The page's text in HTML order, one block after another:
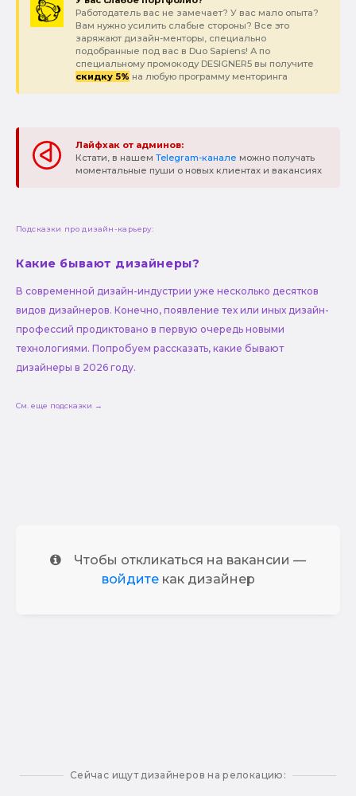
Работодатель вас не замечает? У вас мало опыта?
Вам нужно усилить слабые стороны? Все это
заряжают дизайн-менторы, специально
подобранные под вас в Duo Sapiens! А по
специальному промокоду DESIGNER5 вы получите
скидку 5% на любую программу менторинга
Лайфхак от админов:
Кстати, в нашем Telegram-канале можно получать
моментальные пуши о новых клиентах и вакансиях
Подсказки про дизайн-карьеру:
Какие бывают дизайнеры?
В современной дизайн-индустрии уже несколько десятков
видов дизайнеров. Конечно, появление тех или иных дизайн-
профессий продиктовано в первую очередь новыми
технологиями. Попробуем рассказать, какие бывают
дизайнеры в 2026 году.
См. еще подсказки →
Чтобы откликаться на вакансии —
войдитекак дизайнер
Сейчас ищут дизайнеров на релокацию: